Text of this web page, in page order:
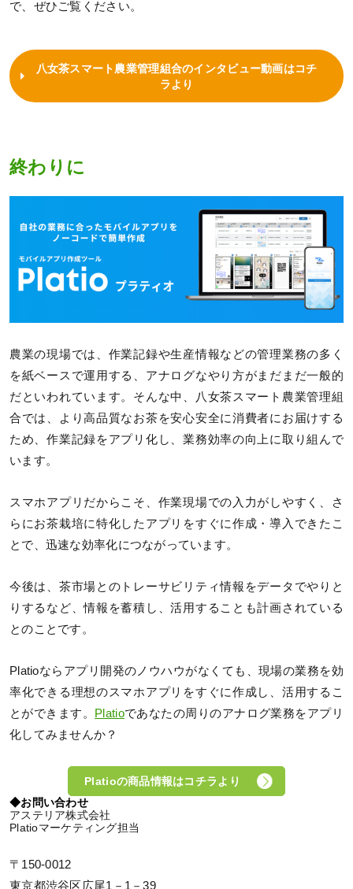
で、ぜひご覧ください。
八女茶スマート農業管理組合のインタビュー動画はコチ
ラより
終わりに
農業の現場では、作業記録や生産情報などの管理業務の多く
を紙ベースで運用する、アナログなやり方がまだまだ一般的
だといわれています。そんな中、八女茶スマート農業管理組
合では、より高品質なお茶を安心安全に消費者にお届けする
ため、作業記録をアプリ化し、業務効率の向上に取り組んで
います。
スマホアプリだからこそ、作業現場での入力がしやすく、さ
らにお茶栽培に特化したアプリをすぐに作成・導入できたこ
とで、迅速な効率化につながっています。
今後は、茶市場とのトレーサビリティ情報をデータでやりと
りするなど、情報を蓄積し、活用することも計画されている
とのことです。
Platioならアプリ開発のノウハウがなくても、現場の業務を効
率化できる理想のスマホアプリをすぐに作成し、活用するこ
とができます。
Platioであなたの周りのアナログ業務をアプリ
化してみませんか？
Platioの商品情報はコチラより
◆お問い合わせ
アステリア株式会社
Platioマーケティング担当
〒150-0012
東京都渋谷区広尾1－1－39